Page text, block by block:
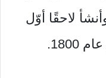
في عام (1791) وأنشأ لاحقًا أوّل